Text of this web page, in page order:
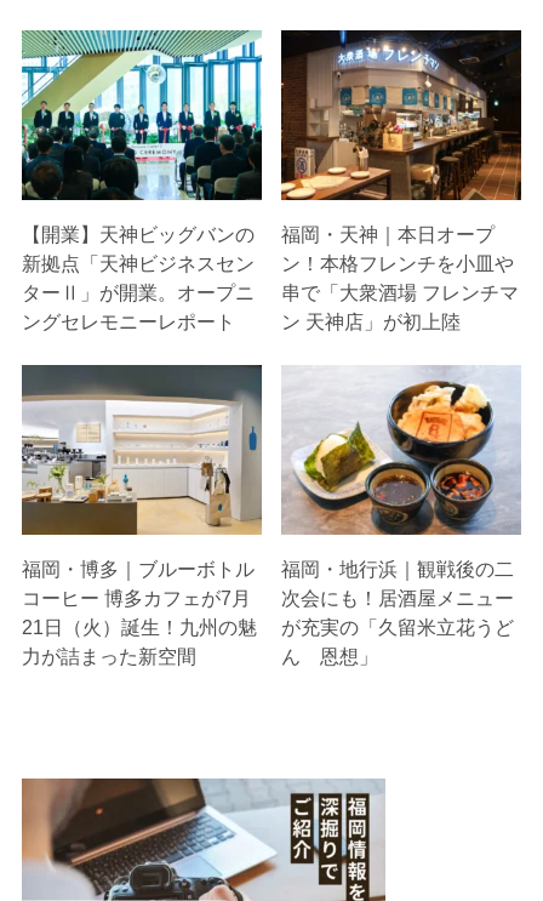
【開業】天神ビッグバンの
新拠点「天神ビジネスセン
ターⅡ」が開業。オープニ
ングセレモニーレポート
福岡・天神｜本日オープ
ン！本格フレンチを小皿や
串で「大衆酒場 フレンチマ
ン 天神店」が初上陸
福岡・博多｜ブルーボトル
コーヒー 博多カフェが7月
21日（火）誕生！九州の魅
力が詰まった新空間
福岡・地行浜｜観戦後の二
次会にも！居酒屋メニュー
が充実の「久留米立花うど
ん 恩想」